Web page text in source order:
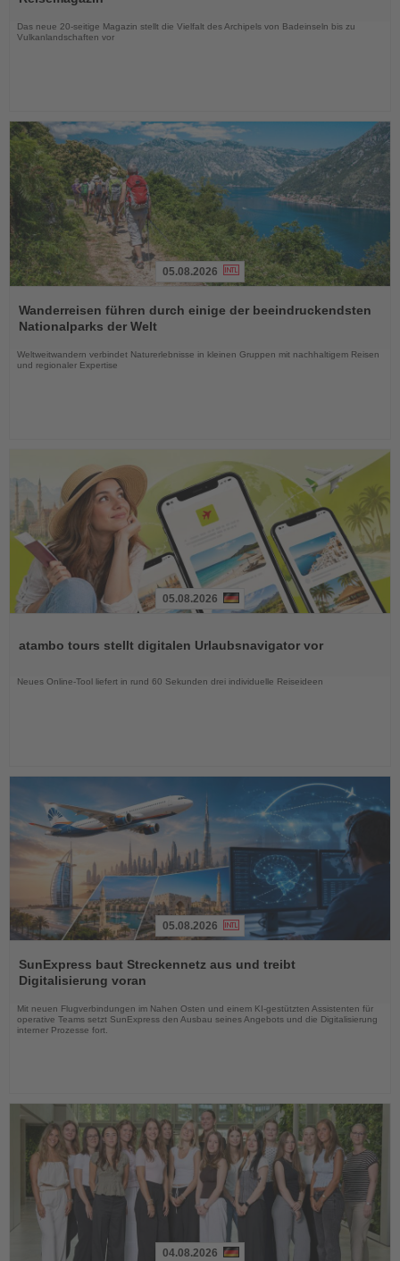
Nachrichten
Das neue 20-seitige Magazin stellt die Vielfalt des Archipels von Badeinseln bis zu
Vulkanlandschaften vor
Sie
die
Nachrichten
05.08.2026
Wanderreisen führen durch einige der beeindruckendsten
Nationalparks der Welt
Weltweitwandern verbindet Naturerlebnisse in kleinen Gruppen mit nachhaltigem Reisen
und regionaler Expertise
die
05.08.2026
atambo tours stellt digitalen Urlaubsnavigator vor
Neues Online-Tool liefert in rund 60 Sekunden drei individuelle Reiseideen
Sie
die
Nachrichten
05.08.2026
SunExpress baut Streckennetz aus und treibt
Digitalisierung voran
Mit neuen Flugverbindungen im Nahen Osten und einem KI-gestützten Assistenten für
operative Teams setzt SunExpress den Ausbau seines Angebots und die Digitalisierung
interner Prozesse fort.
04.08.2026